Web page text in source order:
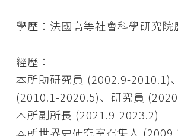
學歷：法國高等社會科學研究院
經歷：
本所助研究員 (2002.9-2010.1)
(2010.1-2020.5)、研究員
本所副所長 (2021.9-2023.2)
本所世界史研究室召集人